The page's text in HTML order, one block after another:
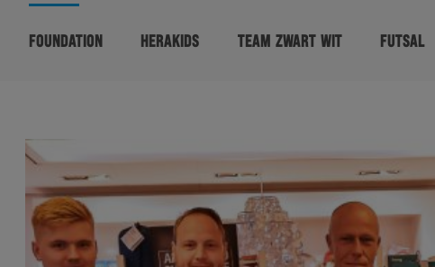
FOUNDATION HERAKIDS TEAM ZWART WIT FUTSAL